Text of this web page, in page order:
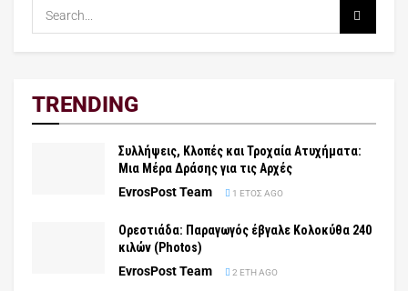
TRENDING
Συλλήψεις, Κλοπές και Τροχαία Ατυχήματα:
Μια Μέρα Δράσης για τις Αρχές
EvrosPost Team
1 ΈΤΟΣ AGO
Ορεστιάδα: Παραγωγός έβγαλε Κολοκύθα 240
κιλών (Photos)
EvrosPost Team
2 ΈΤΗ AGO